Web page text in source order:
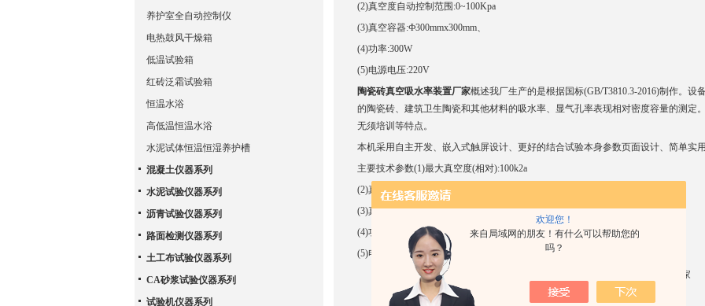
欢迎您！
来自局域网的朋友！有什么可以帮助您的
吗？
(2)真空度自动控制范围:0~100Kpa
(3)真空容器:Ф300mmx300mm、
(4)功率:300W
(5)电源电压:220V
陶瓷砖真空吸水率装置厂家概述我厂生产的是根据国标(GB/T3810.3-2016)制作。
的陶瓷砖、建筑卫生陶瓷和其他材料的吸水率、显气孔率表现相对密度容量的测定
无须培训等特点。
本机采用自主开发、嵌入式触屏设计、更好的结合试验本身参数页面设计、简单实
主要技术参数(1)最大真空度(相对):100k2a
(2)真空度自动控制范围:0~100Kpa
(3)真空容器:Ф300mmx300mm、
(4)功率:300W
(5)电源电压:220V
养护室全自动控制仪
电热鼓风干燥箱
低温试验箱
红砖泛霜试验箱
恒温水浴
高低温恒温水浴
水泥试体恒温恒湿养护槽
混凝土仪器系列
水泥试验仪器系列
沥青试验仪器系列
路面检测仪器系列
土工布试验仪器系列
CA砂浆试验仪器系列
试验机仪器系列